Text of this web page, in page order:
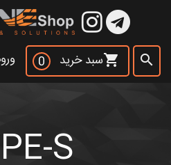
search
0 سبد خریدshopping_cart
S
×
جست و